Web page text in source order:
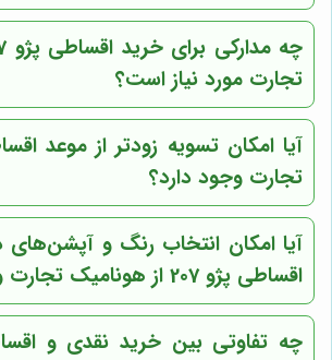
تجارت مورد نیاز است؟
آیا امکان تسویه زودتر از موعد
تجارت وجود دارد؟
آیا امکان انتخاب رنگ و آپشن‌های
اقساطی پژو 207 از هونامیک تجارت وجود دارد؟